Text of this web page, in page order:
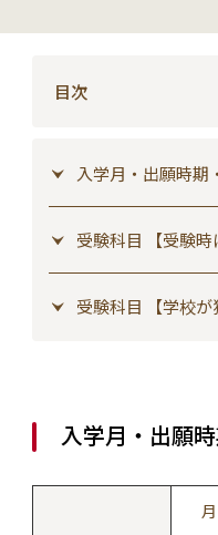
目次
入学月・出願時期
受験科目 【受験時
受験科目 【学校が
入学月・出願
月